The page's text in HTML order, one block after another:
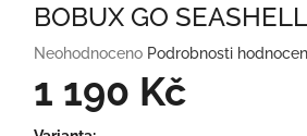
BOBUX GO
Průměrné
produktu
Neohodnoceno Podrobnosti
1 190 Kč
Měrná